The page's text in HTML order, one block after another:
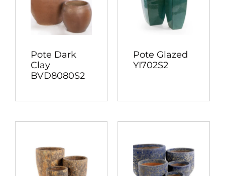
Pote Dark
Clay
BVD8080S2
Pote Glazed
YI702S2